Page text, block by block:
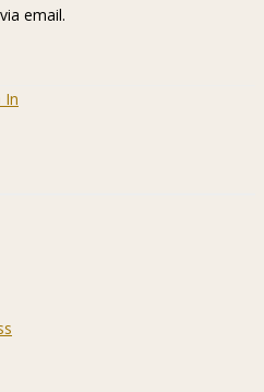
email.
In